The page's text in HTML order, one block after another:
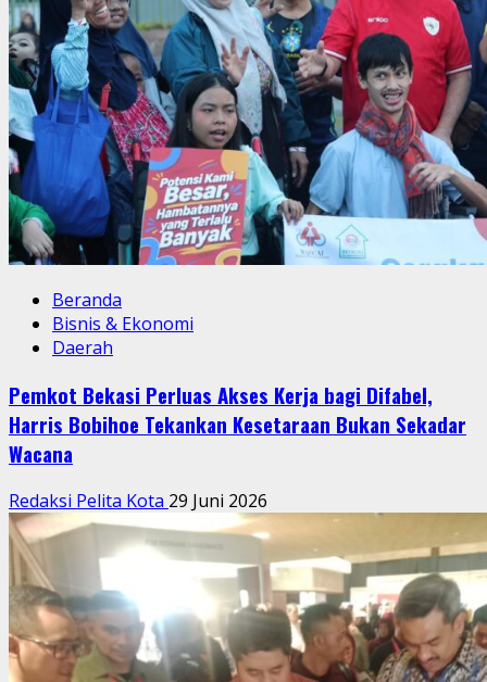
Beranda
Bisnis & Ekonomi
Daerah
Pemkot Bekasi Perluas Akses Kerja bagi Difabel,
Harris Bobihoe Tekankan Kesetaraan Bukan Sekadar
Wacana
Redaksi Pelita Kota 29 Juni 2026